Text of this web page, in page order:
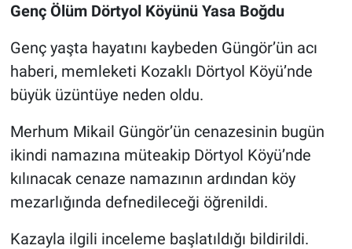
Genç Ölüm Dörtyol Köyünü Yasa Boğdu
Genç yaşta hayatını kaybeden Güngör’ün acı
haberi, memleketi Kozaklı Dörtyol Köyü’nde
büyük üzüntüye neden oldu.
Merhum Mikail Güngör’ün cenazesinin bugün
ikindi namazına müteakip Dörtyol Köyü’nde
kılınacak cenaze namazının ardından köy
mezarlığında defnedileceği öğrenildi.
Kazayla ilgili inceleme başlatıldığı bildirildi.
Yerel
Genel
Asayiş
Kültür - Sanat
Politika
Magazin